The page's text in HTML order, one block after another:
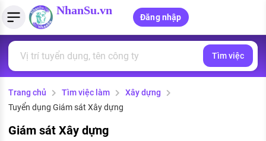
NhanSu.vn
Đăng nhập
Tìm việc làm
Việc làm ngành luật
Quản lý CV
Tải CV lên
Tính lương Gross - Net
Tính thuế thu nhập cá nhân
PHÁP LUẬT VIỆT NAM
Văn bản pháp luật
Chính sách mới
PHÁP LUẬT LAO ĐỘNG
Tìm việc
Trang chủ Tìm việc làm
Xây dựng
Tuyển dụng Giám sát Xây dựng
Giám sát Xây dựng